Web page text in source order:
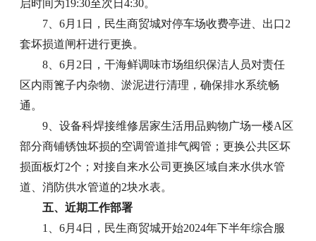
启时间为19:30至次日4:30。
7、6月1日，民生商贸城对停车场收费亭进、出口2
套坏损道闸杆进行更换。
8、6月2日，干海鲜调味市场组织保洁人员对责任
区内雨篦子内杂物、淤泥进行清理，确保排水系统畅
通。
9、设备科焊接维修居家生活用品购物广场一楼A区
部分商铺锈蚀坏损的空调管道排气阀管；更换公共区坏
损面板灯2个；对接自来水公司更换区域自来水供水管
道、消防供水管道的2块水表。
五、近期工作部署
1、6月4日，民生商贸城开始2024年下半年综合服